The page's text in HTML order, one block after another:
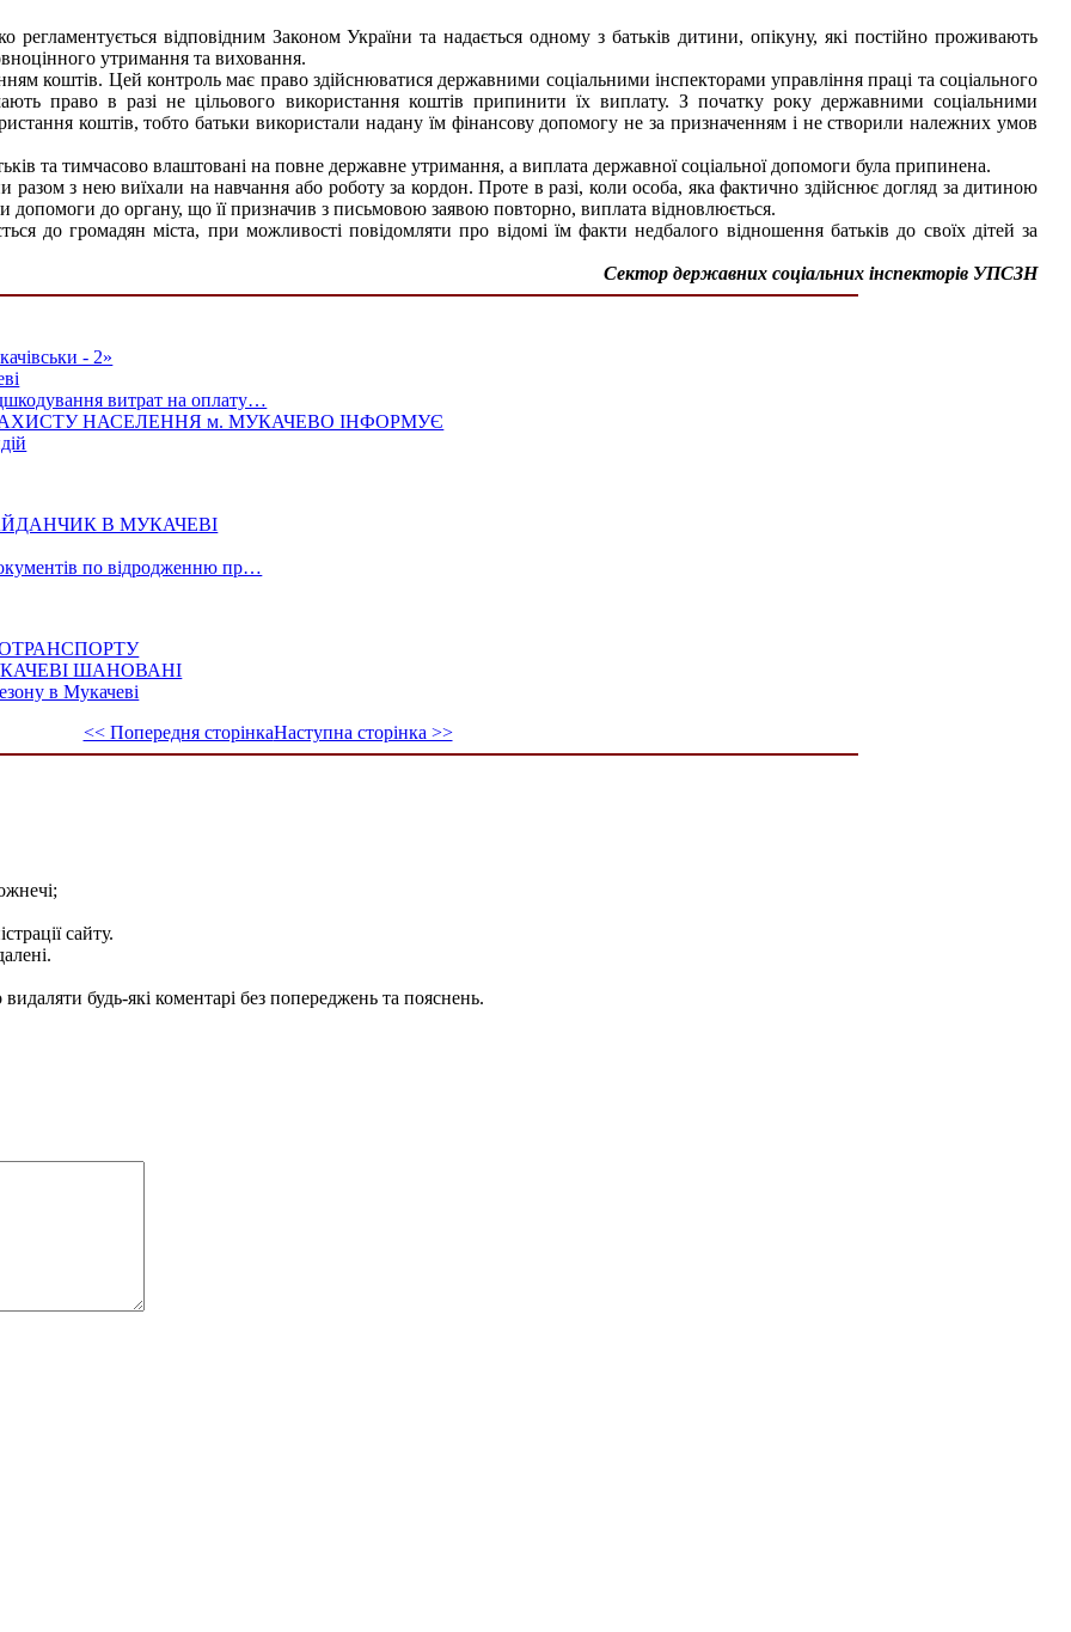
відповідним Законом України та надається одному з батьків дитини, опікуну, які постійно проживають
утримання та виховання.
коштів. Цей контроль має право здійснюватися державними соціальними інспекторами управління праці та соціального
право в разі не цільового використання коштів припинити їх виплату. З початку року державними соціальними
коштів, тобто батьки використали надану їм фінансову допомогу не за призначенням і не створили належних умов
та тимчасово влаштовані на повне державне утримання, а виплата державної соціальної допомоги була припинена.
з нею виїхали на навчання або роботу за кордон. Проте в разі, коли особа, яка фактично здійснює догляд за дитиною
допомоги до органу, що її призначив з письмовою заявою повторно, виплата відновлюється.
до громадян міста, при можливості повідомляти про відомі їм факти недбалого відношення батьків до своїх дітей за
Сектор державних соціальних інспекторів УПСЗН
- 2»
витрат на оплату…
НАСЕЛЕННЯ м. МУКАЧЕВО ІНФОРМУЄ
В МУКАЧЕВІ
по відродженню пр…
ШАНОВАНІ
в Мукачеві
<< Попередня сторінкаНаступна сторінка >>
сайту.
будь-які коментарі без попереджень та пояснень.